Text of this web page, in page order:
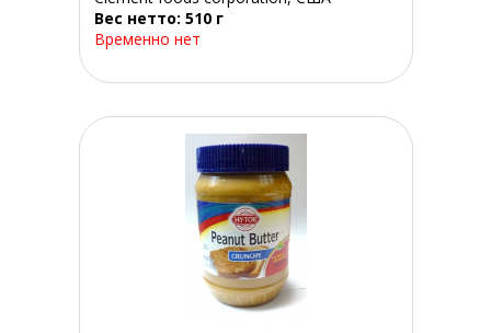
Вес нетто: 510 г
Временно нет